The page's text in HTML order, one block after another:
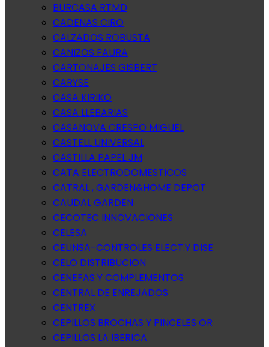
BURCASA RTMD
CADENAS CIRO
CALZADOS ROBUSTA
CANIZOS FAURA
CARTONAJES GISBERT
CARYSE
CASA KIRIKO
CASA LLEBARIAS
CASANOVA CRESPO MIGUEL
CASTELL UNIVERSAL
CASTILLA PAPEL JM
CATA ELECTRODOMESTICOS
CATRAL , GARDEN&HOME DEPOT
CAUDAL GARDEN
CECOTEC INNOVACIONES
CELESA
CELINSA-CONTROLES ELECT.Y DISE
CELO DISTRIBUCION
CENEFAS Y COMPLEMENTOS
CENTRAL DE ENREJADOS
CENTREX
CEPILLOS BROCHAS Y PINCELES OR
CEPILLOS LA IBERICA